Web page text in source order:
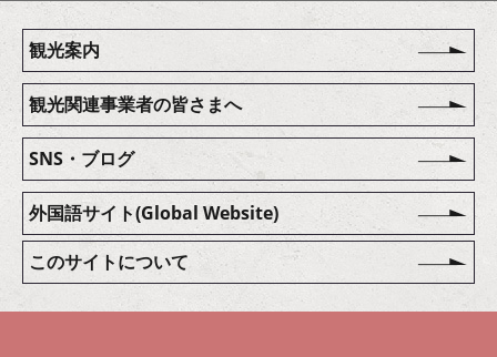
観光案内
観光関連事業者の皆さまへ
SNS・ブログ
外国語サイト(Global Website)
このサイトについて